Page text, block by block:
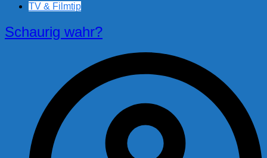
TV & Filmtip
Schaurig wahr?